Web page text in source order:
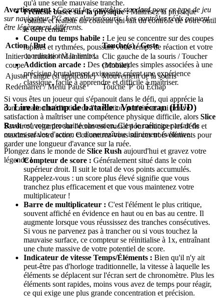
qu'à une seule mauvaise tranche.
Frénésie basée sur la physique :Maîtrisez la physique
volatile et réaliste du couteau qui fait du contrôle de votre outil
le défi central.
Coupe du temps habile : Le jeu se concentre sur des coupes
rapides et rythmées, poussant votre temps de réaction et votre
coordination à la limite.
Addiction arcade : Des commandes simples associées à une
précision brutalement exigeante créent une expérience
classique, facile à apprendre et difficile à maîtriser.
Si vous êtes un joueur qui s'épanouit dans le défi, qui apprécie la
concentration méditative de l'exécution parfaite et qui trouve
satisfaction à maîtriser une compétence physique difficile, alors Slice
Rushest votre prochaine obsession. C'est le mélange parfait de
courtes rafales d'action et d'une maîtrise infiniment évolutive.
Plongez dans le monde de Slice Rush aujourd'hui et gravez votre
légende !
Avertissement : Ce sont les contrôles standard pour ce type de jeu
sur navigateur PC avec clavier/souris. Les contrôles réels peuvent
être légèrement différents.
Action / But
Touche(s) / Geste
Initier la tranche / Maintenir la
coupe
Clic gauche de la souris / Toucher
(Mobile)
Ajuster l'angle (si applicable)
Mouvement de la souris
Redémarrer / Menu Pause
Touche 'P' ou Échap
3. Lire le champ de bataille : Votre écran (HUD)
Savoir où regarder sur l'écran est crucial pour anticiper les défis et
maximiser votre score. Concentrez-vous sur ces trois éléments pour
garder une longueur d'avance sur la ruée.
Compteur de score : Généralement situé dans le coin
supérieur droit. Il suit le total de vos points accumulés.
Rappelez-vous : un score plus élevé signifie que vous
tranchez plus efficacement et que vous maintenez votre
multiplicateur !
Barre de multiplicateur : C'est l'élément le plus critique,
souvent affiché en évidence en haut ou en bas au centre. Il
augmente lorsque vous réussissez des tranches consécutives.
Si vous ne parvenez pas à trancher ou si vous touchez la
mauvaise surface, ce compteur se réinitialise à 1x, entraînant
une chute massive de votre potentiel de score.
Indicateur de vitesse Temps/Éléments : Bien qu'il n'y ait
peut-être pas d'horloge traditionnelle, la vitesse à laquelle les
éléments se déplacent sur l'écran sert de chronomètre. Plus les
éléments sont rapides, moins vous avez de temps pour réagir,
ce qui exige une plus grande concentration et précision.